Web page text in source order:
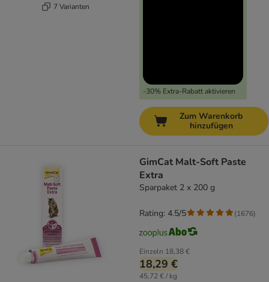
7 Varianten
-30% Extra-Rabatt aktivieren
Zum Warenkorb
hinzufügen
GimCat Malt-Soft Paste
Extra
Sparpaket 2 x 200 g
Einzeln 18,38 €
18,29 €
45,72 € / kg
Rating: 4.5/5 (1676)